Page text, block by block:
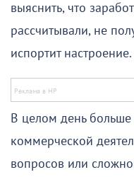
выяснить, что
рассчитывали, не
испортит настроение.
В целом день
коммерческой
вопросов или